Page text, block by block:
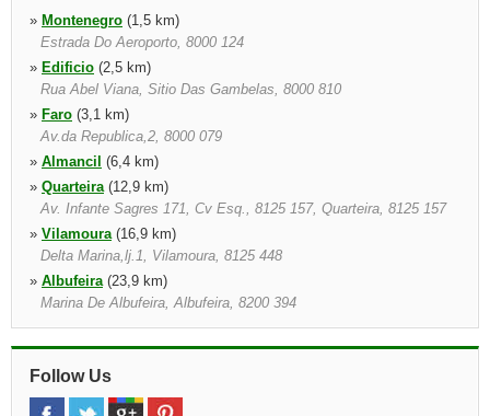
» Montenegro (1,5 km)
Estrada Do Aeroporto, 8000 124
» Edificio (2,5 km)
Rua Abel Viana, Sitio Das Gambelas, 8000 810
» Faro (3,1 km)
Av.da Republica,2, 8000 079
» Almancil (6,4 km)
» Quarteira(12,9 km)
Av. Infante Sagres 171, Cv Esq., 8125 157, Quarteira, 8125 157
» Vilamoura(16,9 km)
Delta Marina,lj.1, Vilamoura, 8125 448
» Albufeira(23,9 km)
Marina De Albufeira, Albufeira, 8200 394
»Albufeira West(29,9 km)
Rua Do Castelo, Torre Velha, Albufeira, 8200 385
Follow Us